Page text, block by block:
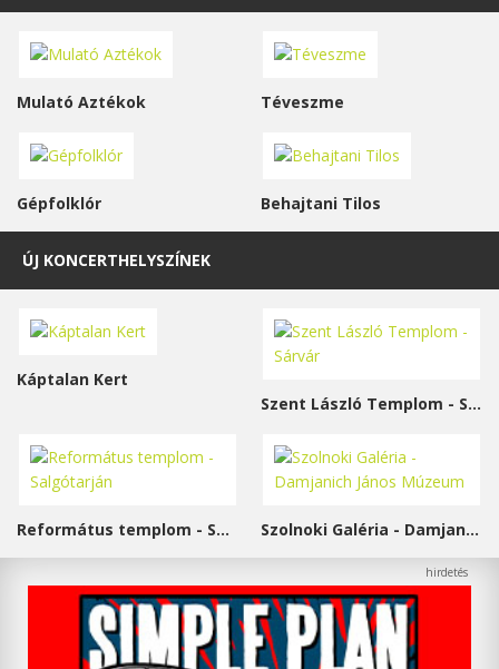
Mulató Aztékok Téveszme
Gépfolklór Behajtani Tilos
ÚJ KONCERTHELYSZÍNEK
Káptalan Kert
Szent László Templom - Sárvár
Református templom - Salgótarján Szolnoki Galéria - Damjanich János Múzeum